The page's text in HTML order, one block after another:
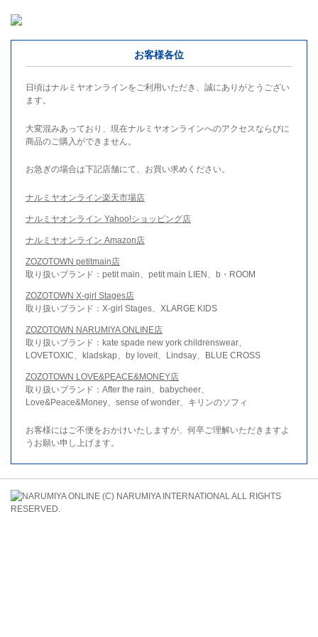
お客様各位
日頃はナルミヤオンラインをご利用いただき、誠にありがとうござい
ます。
大変混みあっており、現在ナルミヤオンラインへのアクセスならびに
商品のご購入ができません。
お急ぎの場合は下記店舗にて、お買い求めください。
ナルミヤオンライン楽天市場店
ナルミヤオンライン Yahoo!ショッピング店
ナルミヤオンライン Amazon店
ZOZOTOWN petitmain店
取り扱いブランド：petit main、petit main LIEN、b・ROOM
ZOZOTOWN X-girl Stages店
取り扱いブランド：X-girl Stages、XLARGE KIDS
ZOZOTOWN NARUMIYA ONLINE店
取り扱いブランド：kate spade new york childrenswear、
LOVETOXIC、kladskap、by loveit、Lindsay、BLUE CROSS
ZOZOTOWN LOVE&PEACE&MONEY店
取り扱いブランド：After the rain、babycheer、
Love&Peace&Money、sense of wonder、キリンのソフィ
お客様にはご不便をおかけいたしますが、何卒ご理解いただきますよ
うお願い申し上げます。